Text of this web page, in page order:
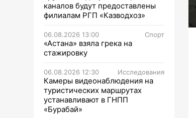
каналов будут предоставлены
филиалам РГП «Казводхоз»
06.08.2026 13:00 Спорт
«Астана» взяла грека на
стажировку
06.08.2026 12:30 Исследования
Камеры видеонаблюдения на
туристических маршрутах
устанавливают в ГНПП
«Бурабай»